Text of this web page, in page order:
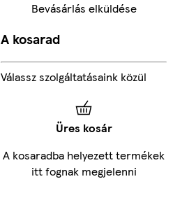
Bevásárlás elküldése
A kosarad
Válassz szolgáltatásaink közül
Üres kosár
A kosaradba helyezett termékek
itt fognak megjelenni